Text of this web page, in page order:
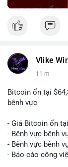
Vlike
11 m
Bitcoin ổn tại
bênh vực
- Giá Bitcoin ổn
- Bênh vực bênh
- Bênh vực bênh
- Báo cáo công